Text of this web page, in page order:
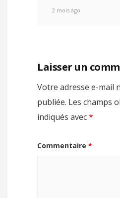
2 mois ago
Laisser un
Votre adresse e-mail
publiée. Les champs
indiqués avec*
Commentaire *